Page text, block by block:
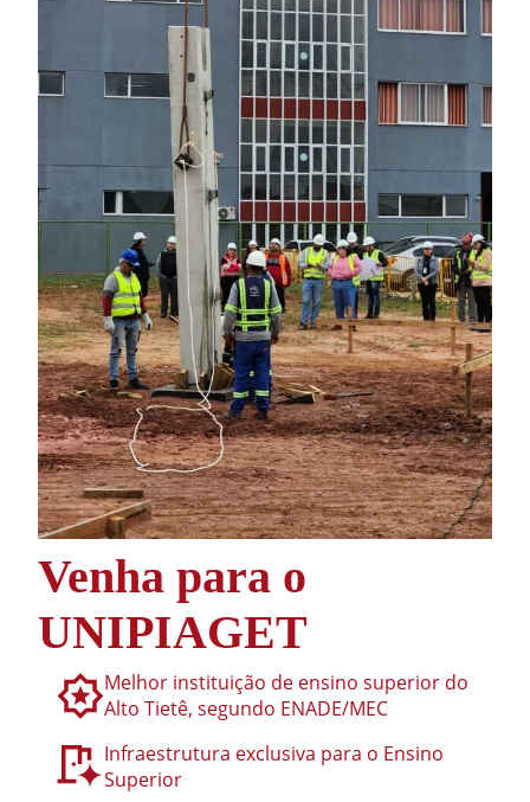
Venha para o
UNIPIAGET
Melhor instituição de ensino superior do
Alto Tietê, segundo ENADE/MEC
Infraestrutura exclusiva para o Ensino
Superior